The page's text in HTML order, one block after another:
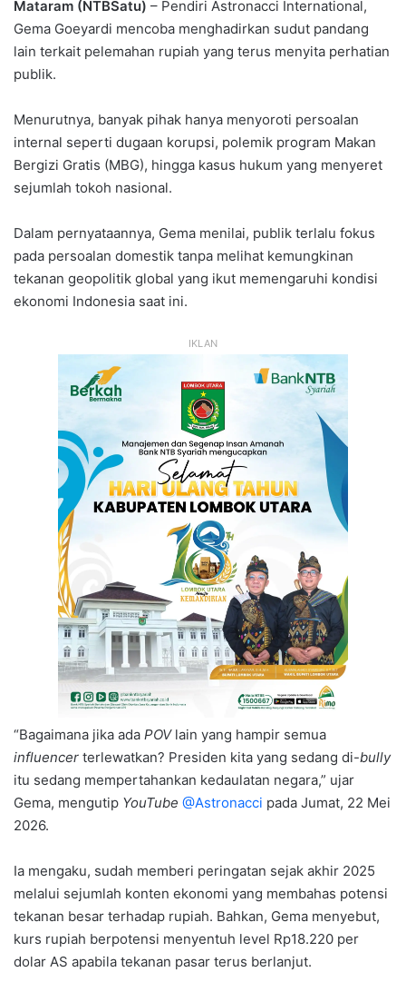
Mataram (NTBSatu) – Pendiri Astronacci International,
Gema Goeyardi mencoba menghadirkan sudut pandang
lain terkait pelemahan rupiah yang terus menyita perhatian
publik.
Menurutnya, banyak pihak hanya menyoroti persoalan
internal seperti dugaan korupsi, polemik program Makan
Bergizi Gratis (MBG), hingga kasus hukum yang menyeret
sejumlah tokoh nasional.
Dalam pernyataannya, Gema menilai, publik terlalu fokus
pada persoalan domestik tanpa melihat kemungkinan
tekanan geopolitik global yang ikut memengaruhi kondisi
ekonomi Indonesia saat ini.
IKLAN
“Bagaimana jika ada POVlain yang hampir semua
influencer terlewatkan? Presiden kita yang sedang di-bully
itu sedang mempertahankan kedaulatan negara,” ujar
Gema, mengutip YouTube @Astronacci pada Jumat, 22 Mei
2026.
Ia mengaku, sudah memberi peringatan sejak akhir 2025
melalui sejumlah konten ekonomi yang membahas potensi
tekanan besar terhadap rupiah. Bahkan, Gema menyebut,
kurs rupiah berpotensi menyentuh level Rp18.220 per
dolar AS apabila tekanan pasar terus berlanjut.